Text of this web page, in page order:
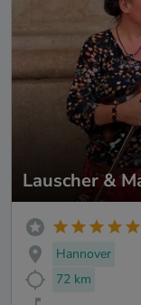
Lauscher &
Hannover
72 km